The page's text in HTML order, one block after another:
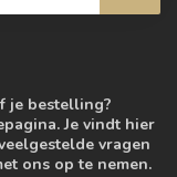
je bestelling?
Je vindt hier
vragen
ons op te nemen.